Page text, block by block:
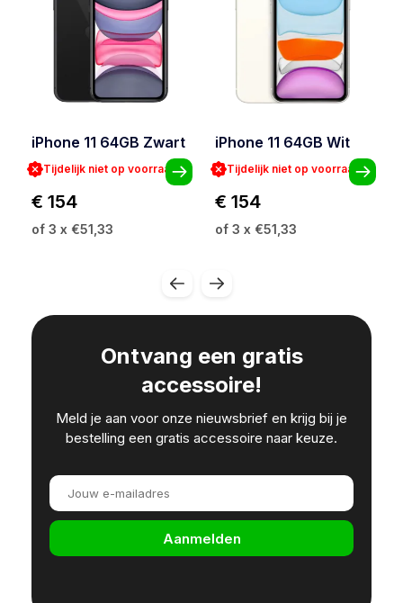
iPhone 11 64GB Zwart
Tijdelijk niet op voorraad
€ 154
of 3 x €51,33
iPhone 11 64GB Wit
Tijdelijk niet op voorraad
€ 154
of 3 x €51,33
Ontvang een gratis
accessoire!
Meld je aan voor onze nieuwsbrief en krijg bij je
bestelling een gratis accessoire naar keuze.
Aanmelden